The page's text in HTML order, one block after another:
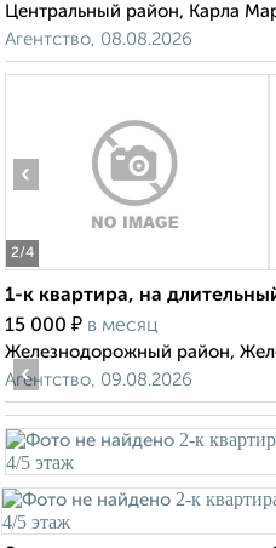
Центральный район, Карла
Агентство, 08.08.2026
2/4
‹
1-к квартира, на
15 000 ₽ в месяц
Железнодорожный район,
Агентство, 09.08.2026
‹